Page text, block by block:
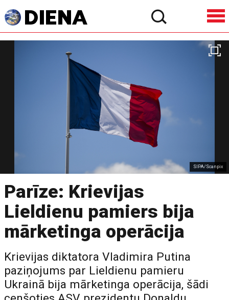
SIPA/Scanpix
Parīze: Krievijas
Lieldienu pamiers bija
mārketinga operācija
Krievijas diktatora Vladimira Putina
paziņojums par Lieldienu pamieru
Ukrainā bija mārketinga operācija, šādi